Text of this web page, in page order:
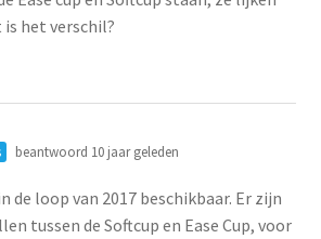
weten
is het verschil?
beantwoord 10 jaar geleden
de loop van 2017 beschikbaar. Er zijn
tussen de Softcup en Ease Cup, voor